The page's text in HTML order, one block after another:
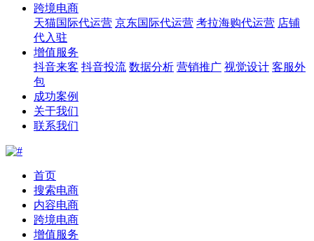
跨境电商
天猫国际代运营 京东国际代运营 考拉海购代运营 店铺
代入驻
增值服务
抖音来客 抖音投流 数据分析 营销推广 视觉设计 客服外
包
成功案例
关于我们
联系我们
首页
搜索电商
内容电商
跨境电商
增值服务